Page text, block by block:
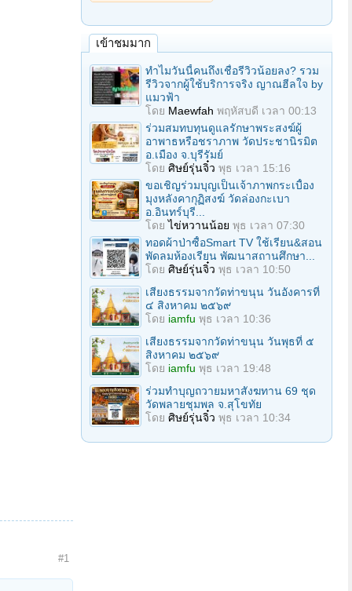
#1
เข้าชมมาก
ทำไมวันนี้คนถึงเชื่อรีวิวน้อยลง? รวม
รีวิวจากผู้ใช้บริการจริง ญาณฮีลใจ by
แมวฟ้า
โดย Maewfah พฤหัสบดี เวลา 00:13
ร่วมสมทบทุนดูแลรักษาพระสงฆ์ผู้
อาพาธหรือชราภาพ วัดประชานิรมิต
อ.เมือง จ.บุรีรัมย์
โดย ศิษย์รุ่นจิ๋ว พุธ เวลา 15:16
ขอเชิญร่วมบุญเป็นเจ้าภาพกระเบื้อง
มุงหลังคากุฏิสงฆ์ วัดล่องกะเบา
อ.อินทร์บุรี...
โดยไข่หวานน้อย พุธ เวลา 07:30
ทอดผ้าป่าซื้อSmart TV ใช้เรียน&สอน
พัดลมห้องเรียน พัฒนาสถานศึกษา...
โดย ศิษย์รุ่นจิ๋ว พุธ เวลา 10:50
เสียงธรรมจากวัดท่าขนุน วันอังคารที่
๔ สิงหาคม ๒๕๖๙
โดย iamfu พุธ เวลา 10:36
เสียงธรรมจากวัดท่าขนุน วันพุธที่ ๕
สิงหาคม ๒๕๖๙
โดย iamfu พุธ เวลา 19:48
ร่วมทําบุญถวายมหาสังฆทาน 69 ชุด
วัดพลายชุมพล จ.สุโขทัย
โดย ศิษย์รุ่นจิ๋ว พุธ เวลา 10:34